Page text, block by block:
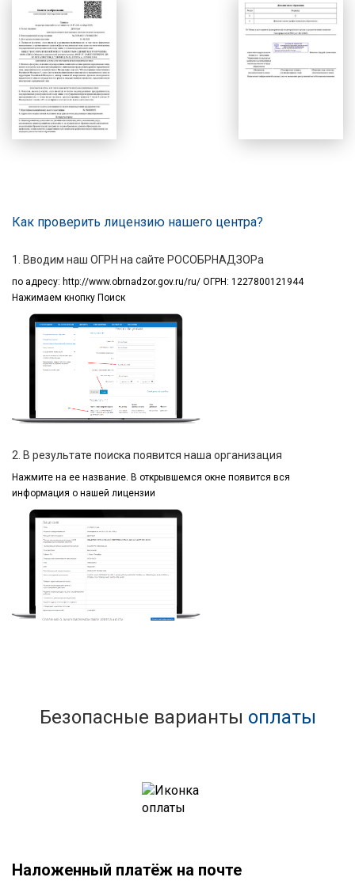
Как проверить лицензию нашего центра?
1. Вводим наш ОГРН на сайте РОСОБРНАДЗОРа
по адресу: http://www.obrnadzor.gov.ru/ru/ ОГРН: 1227800121944
Нажимаем кнопку Поиск
2. В результате поиска появится наша организация
Нажмите на ее название. В открывшемся окне появится вся
информация о нашей лицензии
Безопасные варианты оплаты
Наложенный платёж на почте